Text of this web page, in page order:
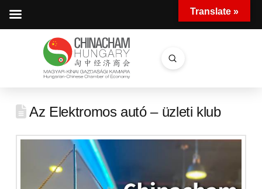
Search
Submit
Az Elektromos autó – üzleti klub
Translate »